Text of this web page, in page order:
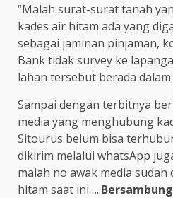
“Malah surat-surat tanah
kades air hitam ada yang
sebagai jaminan pinjaman,
Bank tidak survey ke
lahan tersebut berada
Sampai dengan terbitnya
media yang menghubung
Sitourus belum bisa
dikirim melalui whatsApp
malah no awak media
hitam saat ini…..